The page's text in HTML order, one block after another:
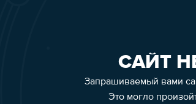
САЙТ
Запрашиваемый вами
Это могло